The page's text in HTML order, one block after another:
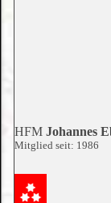
HFM Johannes
Mitglied seit: 1986